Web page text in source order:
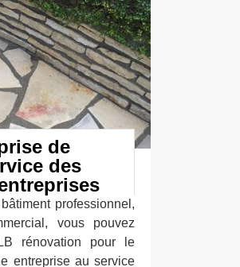
de
des
professionnel,
vous pouvez
rénovation pour le
entreprise au service